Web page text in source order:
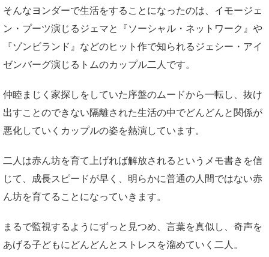
そんなヨンダーで生活をすることになったのは、イモージェ
ン・プーツ演じるジェマと『ソーシャル・ネットワーク』や
『ゾンビランド』などのヒット作で知られるジェシー・アイ
ゼンバーグ演じるトムのカップル二人です。
仲睦まじく家探しをしていた序盤のムードから一転し、抜け
出すことのできない隔離された生活の中でどんどんと関係が
悪化していくカップルの姿を熱演しています。
二人は赤ん坊を育て上げれば解放されるというメモ書きを信
じて、成長スピードが早く、明らかに普通の人間ではない赤
ん坊を育てることになっていきます。
まるで監視するようにずっと見つめ、言葉を真似し、奇声を
あげる子どもにどんどんとストレスを溜めていく二人。